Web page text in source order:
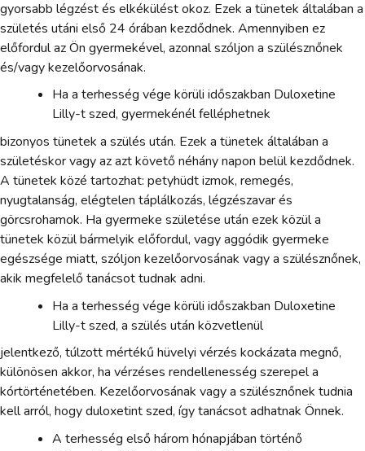
gyorsabb légzést és elkékülést okoz. Ezek a tünetek általában a
születés utáni első 24 órában kezdődnek. Amennyiben ez
előfordul az Ön gyermekével, azonnal szóljon a szülésznőnek
és/vagy kezelőorvosának.
Ha a terhesség vége körüli időszakban Duloxetine
Lilly-t szed, gyermekénél felléphetnek
bizonyos tünetek a szülés után. Ezek a tünetek általában a
születéskor vagy az azt követő néhány napon belül kezdődnek.
A tünetek közé tartozhat: petyhüdt izmok, remegés,
nyugtalanság, elégtelen táplálkozás, légzészavar és
görcsrohamok. Ha gyermeke születése után ezek közül a
tünetek közül bármelyik előfordul, vagy aggódik gyermeke
egészsége miatt, szóljon kezelőorvosának vagy a szülésznőnek,
akik megfelelő tanácsot tudnak adni.
Ha a terhesség vége körüli időszakban Duloxetine
Lilly-t szed, a szülés után közvetlenül
jelentkező, túlzott mértékű hüvelyi vérzés kockázata megnő,
különösen akkor, ha vérzéses rendellenesség szerepel a
kórtörténetében. Kezelőorvosának vagy a szülésznőnek tudnia
kell arról, hogy duloxetint szed, így tanácsot adhatnak Önnek.
A terhesség első három hónapjában történő